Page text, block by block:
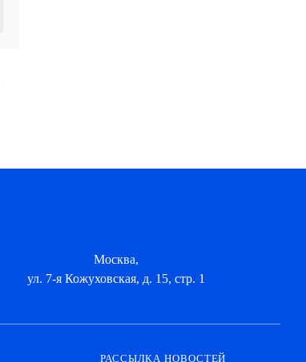
Москва,
ул. 7-я Кожуховская, д. 15, стр. 1
РАССЫЛКА НОВОСТЕЙ